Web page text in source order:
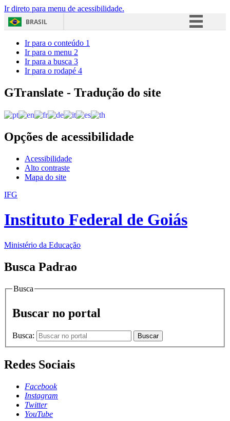
Ir direto para menu de acessibilidade.
BRASIL
Acesso à informação
Ir para o conteúdo 1
Ir para o menu 2
Ir para a busca 3
Ir para o rodapé 4
GTranslate - Tradução do site
Opções de acessibilidade
Acessibilidade
Alto contraste
Mapa do site
IFG
Instituto Federal de Goiás
Ministério da Educação
Busca Padrao
Busca
Buscar no portal
Busca: Buscar
Redes Sociais
Facebook
Instagram
Twitter
YouTube